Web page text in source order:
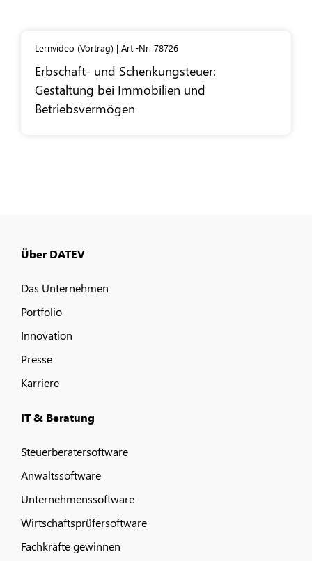
Lernvideo (Vortrag) | Art.-Nr. 78726
Erbschaft- und Schenkungsteuer:
Gestaltung bei Immobilien und
Betriebsvermögen
Über DATEV
Das Unternehmen
Portfolio
Innovation
Presse
Karriere
IT & Beratung
Steuerberatersoftware
Anwaltssoftware
Unternehmenssoftware
Wirtschaftsprüfersoftware
Fachkräfte gewinnen